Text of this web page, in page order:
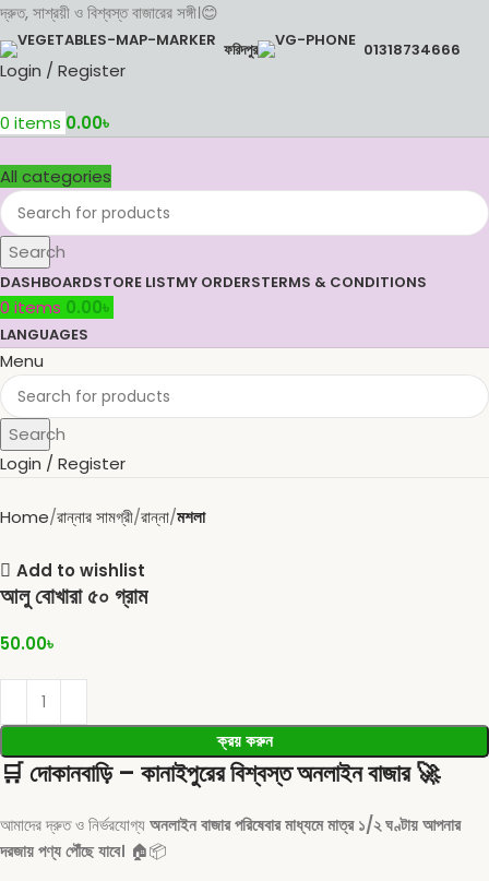
দ্রুত, সাশ্রয়ী ও বিশ্বস্ত বাজারের সঙ্গী।😊
ফরিদপুর 01318734666
Login / Register
0 items 0.00৳
All categories
Search
DASHBOARDSTORE LISTMY ORDERSTERMS & CONDITIONS
0 items 0.00৳
LANGUAGES
Menu
Search
Login / Register
Home রান্নার সামগ্রী রান্না মশলা
Add to wishlist
আলু বোখারা ৫০ গ্রাম
50.00৳
ক্রয় করুন
🛒দোকানবাড়ি – কানাইপুরের বিশ্বস্ত অনলাইন বাজার🚀
আমাদের দ্রুত ও নির্ভরযোগ্যঅনলাইন বাজার পরিষেবার মাধ্যমে মাত্র ১/২ ঘণ্টায় আপনার
দরজায় পণ্য পৌঁছে যাবে। 🏠📦